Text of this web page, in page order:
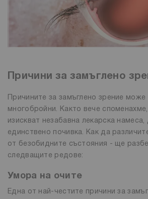
Причини за замъглено
Причините за замъглено зрение може
многобройни. Както вече
изискват незабавна лекарска намеса,
единствено почивка. Как да
от безобидните състояния - ще
следващите редове:
Умора на очите
Една от най-честите причини за